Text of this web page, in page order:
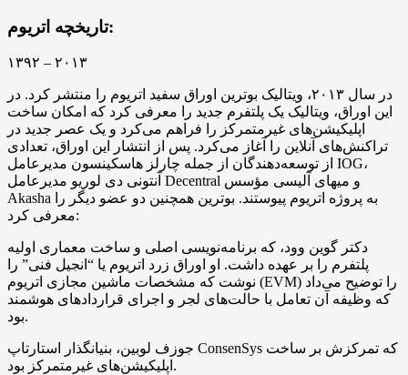
تاریخچه اتریوم:
۱۳۹۲ – ۲۰۱۳
در سال ۲۰۱۳، ویتالیک بوترین اوراق سفید اتریوم را منتشر کرد. در
این اوراق، ویتالیک یک پلتفرم جدید را معرفی کرد که امکان ساخت
اپلیکیشن‌های غیرمتمرکز را فراهم می‌کرد و یک عصر جدید در
تراکنش‌های آنلاین را آغاز می‌کرد. پس از انتشار این اوراق، تعدادی
از توسعه‌دهندگان از جمله چارلز هاسکینسون مدیرعامل IOG،
آنتونی دی لوریو مدیرعامل Decentral و میهای آلیسی مؤسس
Akasha به پروژه اتریوم پیوستند. بوترین همچنین دو عضو دیگر را
معرفی کرد:
دکتر گوین وود، که برنامه‌نویسی اصلی و ساخت معماری اولیه
پلتفرم را بر عهده داشت. او اوراق زرد اتریوم یا “انجیل فنی” را
نوشت که مشخصات ماشین مجازی اتریوم (EVM) را توضیح می‌داد
که وظیفه آن تعامل با حالت‌های لجر و اجرای قراردادهای هوشمند
بود.
جوزف لوبین، بنیانگذار استارتاپ ConsenSys که تمرکزش بر ساخت
اپلیکیشن‌های غیرمتمرکز بود.